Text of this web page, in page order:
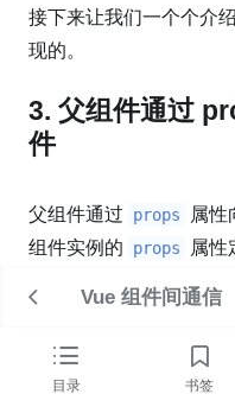
接下来让我们一个个介
现的。
3. 父组件通过
件
父组件通过 props
属性
组件实例的
props
属性
// 在子组件内定义
Vue 组件间通信
目录 书签